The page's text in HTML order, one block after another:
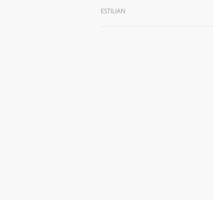
ESTILIAN